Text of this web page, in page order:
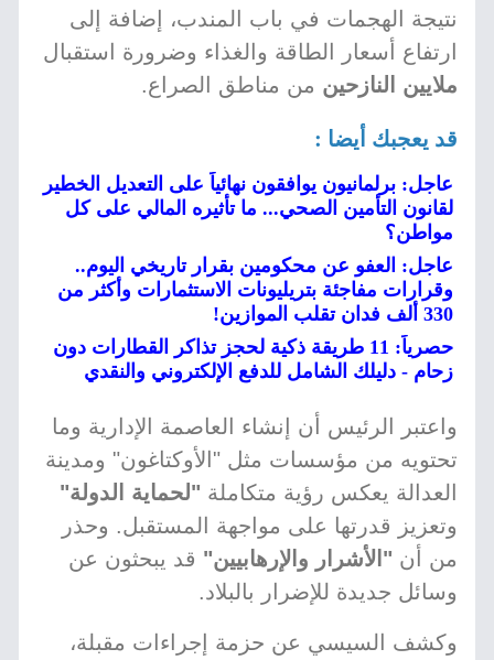
نتيجة الهجمات في باب المندب، إضافة إلى
ارتفاع أسعار الطاقة والغذاء وضرورة استقبال
ملايين النازحين من مناطق الصراع.
قد يعجبك أيضا :
عاجل: برلمانيون يوافقون نهائياً على التعديل الخطير
لقانون التأمين الصحي... ما تأثيره المالي على كل
مواطن؟
عاجل: العفو عن محكومين بقرار تاريخي اليوم..
وقرارات مفاجئة بتريليونات الاستثمارات وأكثر من
330 ألف فدان تقلب الموازين!
حصرياً: 11 طريقة ذكية لحجز تذاكر القطارات دون
زحام - دليلك الشامل للدفع الإلكتروني والنقدي
واعتبر الرئيس أن إنشاء العاصمة الإدارية وما
تحتويه من مؤسسات مثل "الأوكتاغون" ومدينة
العدالة يعكس رؤية متكاملة "لحماية الدولة"
وتعزيز قدرتها على مواجهة المستقبل. وحذر
من أن "الأشرار والإرهابيين" قد يبحثون عن
وسائل جديدة للإضرار بالبلاد.
وكشف السيسي عن حزمة إجراءات مقبلة،